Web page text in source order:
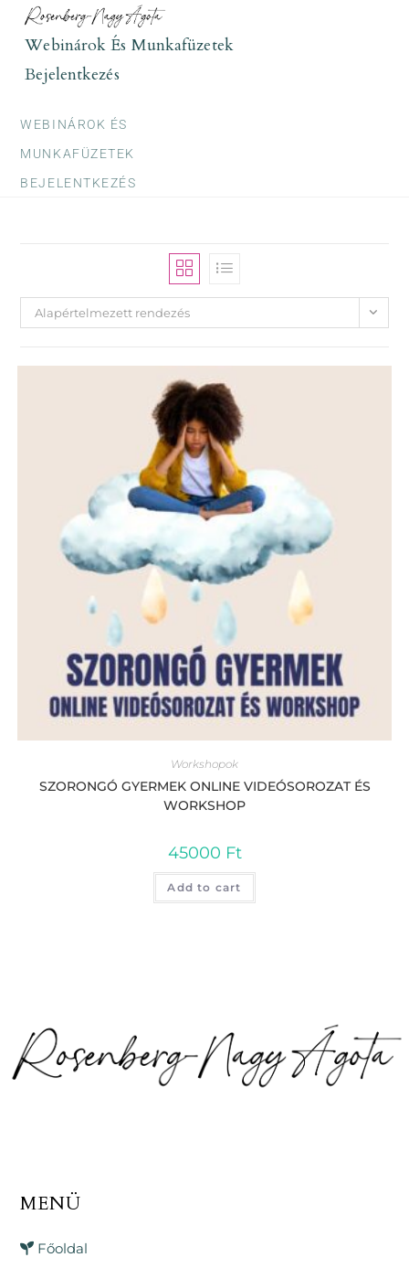
contentWebinárok És Munkafüzetek
Bejelentkezés
WEBINÁROK ÉS
MUNKAFÜZETEK
BEJELENTKEZÉS
Alapértelmezett rendezés
Workshopok
SZORONGÓ GYERMEK ONLINE VIDEÓSOROZAT ÉS
WORKSHOP
45000 Ft
Add to cart
MENÜ
Főoldal